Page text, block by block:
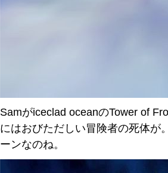
Samがiceclad oceanのTower of
にはおびただしい冒険者の死体が
ーンなのね。